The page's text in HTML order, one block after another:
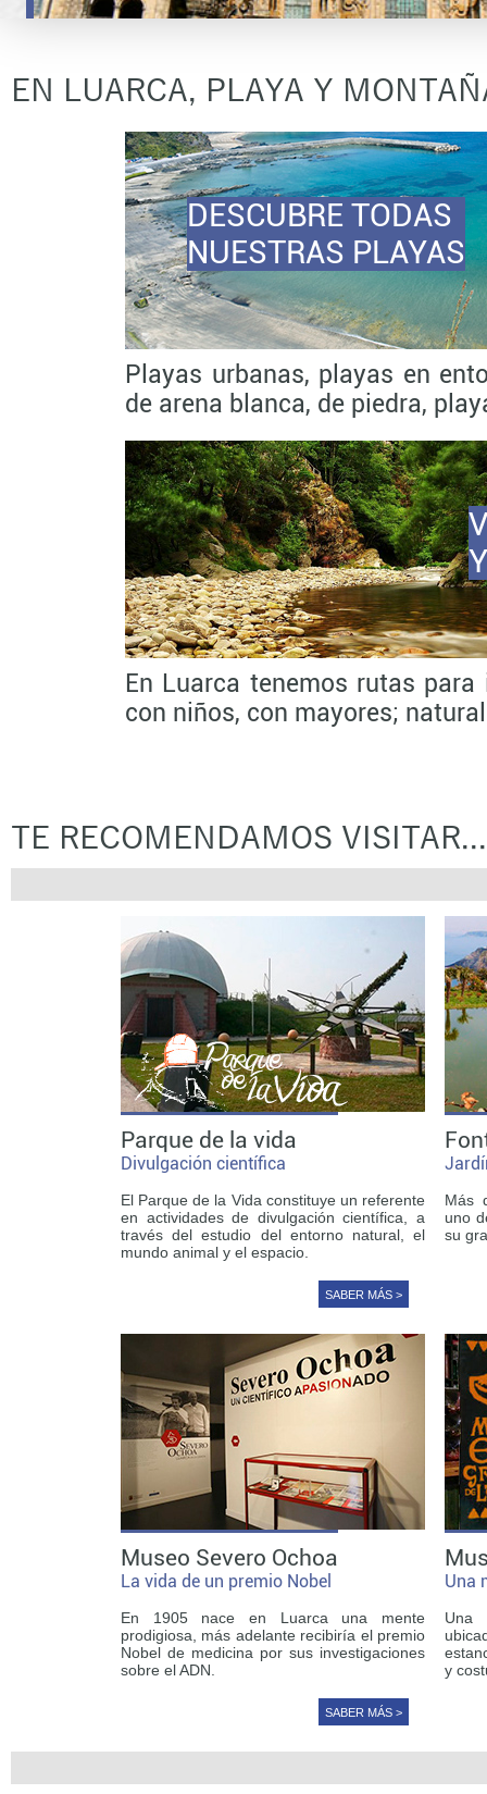
EN LUARCA, PLAYA Y
DESCUBRE TODAS
NUESTRAS PLAYAS
Playas urbanas, playas en
de arena blanca, de piedra,
En Luarca tenemos rutas
con niños, con mayores;
TE RECOMENDAMOS VISITAR...
Parque de la vida
Divulgación científica
El Parque de la Vida constituye un referente
en actividades de divulgación científica, a
través del estudio del entorno natural, el
mundo animal y el espacio.
SABER MÁS >
Más
uno
su
Museo Severo Ochoa
La vida de un premio Nobel
En 1905 nace en Luarca una mente
prodigiosa, más adelante recibiría el premio
Nobel de medicina por sus investigaciones
sobre el ADN.
SABER MÁS >
Una
Una
y